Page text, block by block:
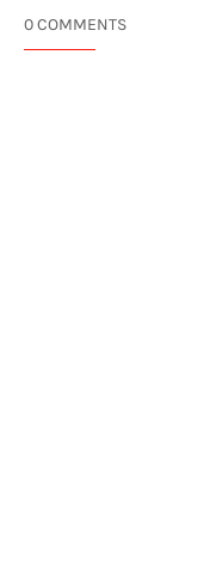
0 COMMENTS